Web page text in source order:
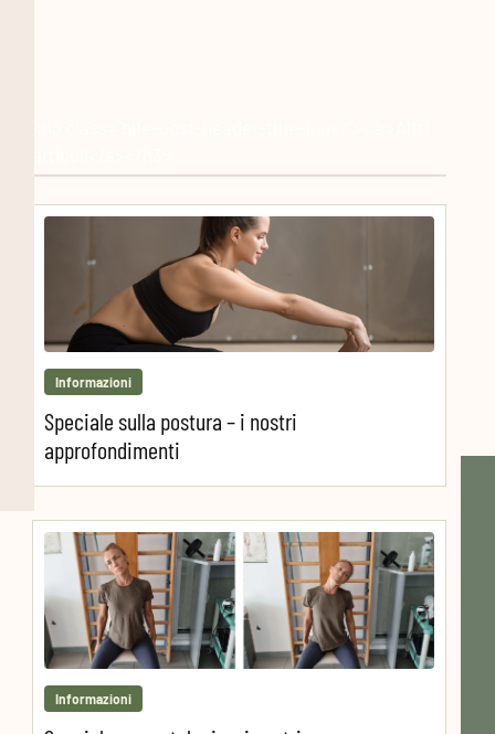
Informazioni
Speciale sulla postura – i nostri
approfondimenti
Informazioni